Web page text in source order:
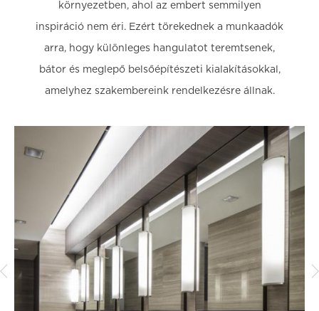
környezetben, ahol az embert semmilyen
inspiráció nem éri. Ezért törekednek a munkaadók
arra, hogy különleges hangulatot teremtsenek,
bátor és meglepő belsőépítészeti kialakításokkal,
amelyhez szakembereink rendelkezésre állnak.